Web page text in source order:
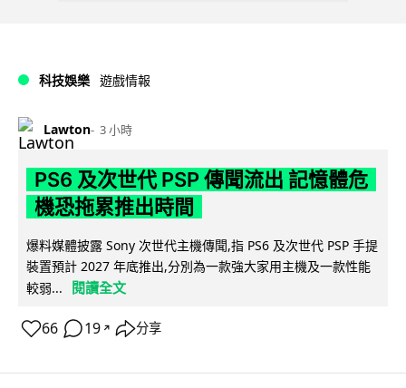
科技娛樂 遊戲情報
Lawton 3 小時
PS6 及次世代 PSP 傳聞流出 記憶體危
機恐拖累推出時間
爆料媒體披露 Sony 次世代主機傳聞,指 PS6 及次世代 PSP 手提
裝置預計 2027 年底推出,分別為一款強大家用主機及一款性能
較弱...
閱讀全文
66 19 ↗ 分享